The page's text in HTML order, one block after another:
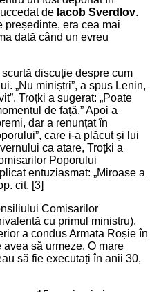
de Iacob Sverdlov.
președinte, era cea mai
dată când un evreu
discuție despre cum
„Nu miniștri”, a spus Lenin,
Troțki a sugerat: „Poate
de față.” Apoi a
dar a renunțat în
care i-a plăcut și lui
ca atare, Troțki a
Poporului
entuziasmat: „Miroase a
cit. [3]
Comisarilor
cu primul ministru).
a condus Armata Roșie în
să urmeze. O mare
să fie executați în anii 30,